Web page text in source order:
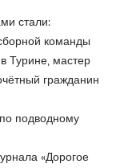
стали:
команды
Турине, мастер
гражданин
подводному
«Дорогое